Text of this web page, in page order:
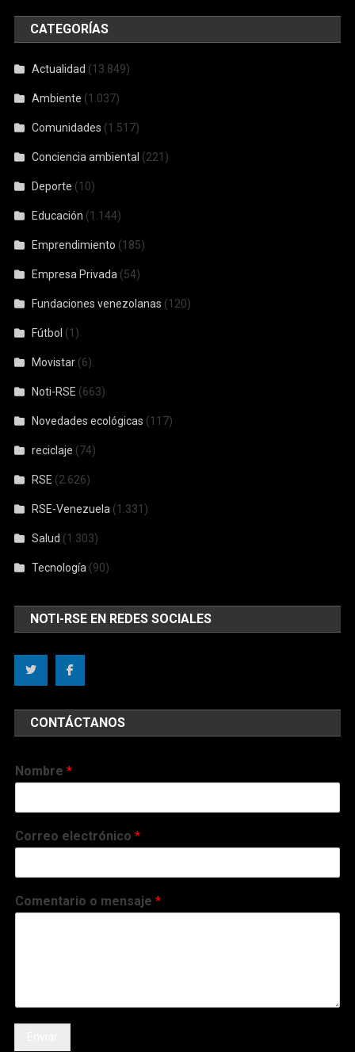
CATEGORÍAS
Actualidad (13.849)
Ambiente (1.037)
Comunidades (1.517)
Conciencia ambiental (221)
Deporte (10)
Educación (1.144)
Emprendimiento (185)
Empresa Privada (54)
Fundaciones venezolanas (120)
Fútbol (1)
Movistar (6)
Noti-RSE (663)
Novedades ecológicas (117)
reciclaje (74)
RSE (2.626)
RSE-Venezuela (1.331)
Salud (1.303)
Tecnología (90)
NOTI-RSE EN REDES SOCIALES
CONTÁCTANOS
Nombre*
Correo electrónico*
Comentario o mensaje*